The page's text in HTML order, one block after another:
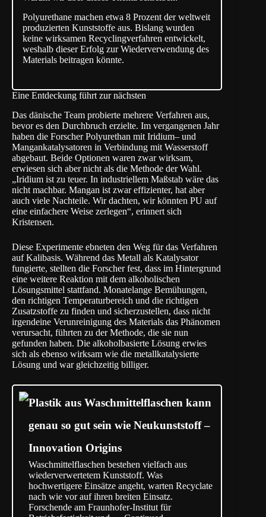
Polyurethane machen etwa 8 Prozent der weltweit
produzierten Kunststoffe aus. Bislang wurden
keine wirksamen Recyclingverfahren entwickelt,
weshalb dieser Erfolg zur Wiederverwendung des
Materials beitragen könnte.
Eine Entdeckung führt zur nächsten
Das dänische Team probierte mehrere Verfahren aus,
bevor es den Durchbruch erzielte. Im vergangenen Jahr
haben die Forscher Polyurethan mit Iridium– und
Mangankatalysatoren in Verbindung mit Wasserstoff
abgebaut. Beide Optionen waren zwar wirksam,
erwiesen sich aber nicht als die Methode der Wahl.
„Iridium ist zu teuer. In industriellem Maßstab wäre das
nicht machbar. Mangan ist zwar effizienter, hat aber
auch viele Nachteile. Wir dachten, wir könnten PU auf
eine einfachere Weise zerlegen“, erinnert sich
Kristensen.
Diese Experimente ebneten den Weg für das Verfahren
aufKalibasis. Während das Metall als Katalysator
fungierte, stellten die Forscher fest, dass im Hintergrund
eine weitere Reaktion mit dem alkoholischen
Lösungsmittel stattfand. Monatelange Bemühungen,
den richtigen Temperaturbereich und die richtigen
Zusatzstoffe zu finden und sicherzustellen, dass nicht
irgendeine Verunreinigung des Materials das Phänomen
verursacht, führten zu der Methode, die sie nun
gefunden haben. Die alkoholbasierte Lösung erwies
sich als ebenso wirksam wie die metallkatalysierte
Lösung und war gleichzeitig billiger.
Plastik aus Waschmittelflaschen kann
genau so gut sein wie Neukunststoff –
Innovation Origins
Waschmittelflaschen bestehen vielfach aus
wiederverwertetem Kunststoff. Was
hochwertigere Einsätze angeht, warten Recyclate
nach wie vor auf ihren breiten Einsatz.
Forschende am Fraunhofer-Institut für